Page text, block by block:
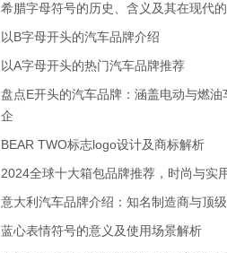
希腊字母符号的历史、含义及其在现代
以B字母开头的汽车品牌介绍
以A字母开头的热门汽车品牌推荐
盘点E开头的汽车品牌：涵盖电动与燃油
企
BEAR TWO标志logo设计及商标解析
2024全球十大箱包品牌推荐，时尚与实
意大利汽车品牌介绍：知名制造商与顶
蓝心表情符号的意义及使用场景解析